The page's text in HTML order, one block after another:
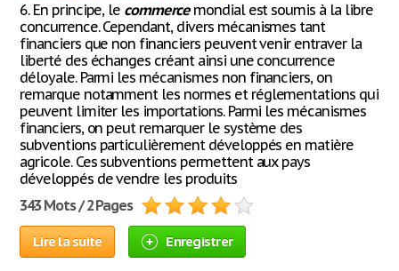
6. En principe, le commercemondial est soumis à la libre
concurrence. Cependant, divers mécanismes tant
financiers que non financiers peuvent venir entraver la
liberté des échanges créant ainsi une concurrence
déloyale. Parmi les mécanismes non financiers, on
remarque notamment les normes et réglementations qui
peuvent limiter les importations. Parmi les mécanismes
financiers, on peut remarquer le système des
subventions particulièrement développés en matière
agricole. Ces subventions permettent aux pays
développés de vendre les produits
343 Mots / 2 Pages
Lire la suite Enregistrer